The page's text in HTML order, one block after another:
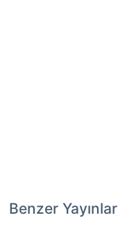
Benzer Yayınlar